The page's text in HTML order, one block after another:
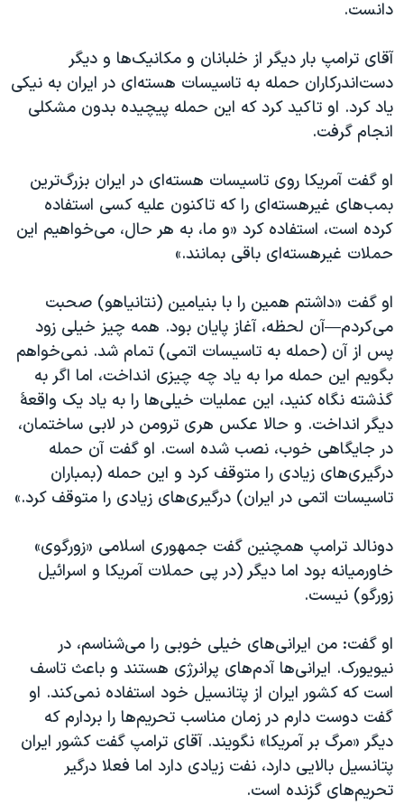
دانست.
آقای ترامپ بار دیگر از خلبانان و مکانیک‌ها و دیگر
دست‌اندرکاران حمله به تاسیسات هسته‌ای در ایران به نیکی
یاد کرد. او تاکید کرد که این حمله پیچیده بدون مشکلی
انجام گرفت.
او گفت آمریکا روی تاسیسات هسته‌ای در ایران بزرگ‌ترین
بمب‌های غیرهسته‌ای را که تاکنون علیه کسی استفاده
کرده است، استفاده کرد «و ما، به هر حال، می‌خواهیم این
حملات غیرهسته‌ای باقی بمانند.»
او گفت «داشتم همین را با بنیامین (نتانیاهو) صحبت
می‌کردم—آن لحظه، آغاز پایان بود. همه چیز خیلی زود
پس از آن (حمله به تاسیسات اتمی) تمام شد. نمی‌خواهم
بگویم این حمله مرا به یاد چه چیزی انداخت، اما اگر به
گذشته نگاه کنید، این عملیات خیلی‌ها را به یاد یک واقعهٔ
دیگر انداخت. و حالا عکس هری ترومن در لابی ساختمان،
در جایگاهی خوب، نصب شده است. او گفت آن حمله
درگیری‌های زیادی را متوقف کرد و این حمله (بمباران
تاسیسات اتمی در ایران) درگیری‌های زیادی را متوقف کرد.»
دونالد ترامپ همچنین گفت جمهوری اسلامی «زورگوی»
خاورمیانه بود اما دیگر (در پی حملات آمریکا و اسرائيل
زورگو) نیست.
او گفت: من ایرانی‌های خیلی خوبی را می‌شناسم، در
نیویورک. ایرانی‌ها آدم‌های پرانرژی هستند و باعث تاسف
است که کشور ایران از پتانسیل خود استفاده نمی‌کند. او
گفت دوست دارم در زمان مناسب تحریم‌ها را بردارم که
دیگر «مرگ بر آمریکا» نگویند. آقای ترامپ گفت کشور ایران
پتانسیل بالایی دارد، نفت زیادی دارد اما فعلا درگیر
تحریم‌های گزنده است.